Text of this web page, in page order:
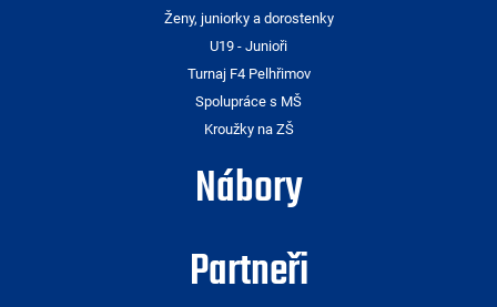
Ženy, juniorky a dorostenky
U19 - Junioři
Turnaj F4 Pelhřimov
Spolupráce s MŠ
Kroužky na ZŠ
Nábory
Partneři